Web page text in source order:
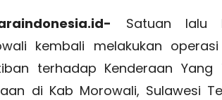
Satuan lalu
kembali melakukan
terhadap Kenderaan Yang
di Kab Morowali, Sulawesi